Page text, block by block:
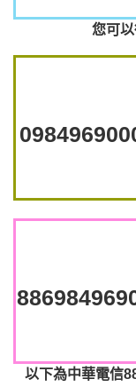
您可
以下為中華電信